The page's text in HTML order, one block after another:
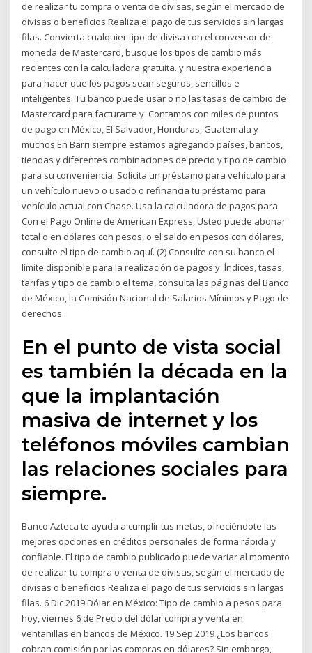
de realizar tu compra o venta de divisas, según el mercado de
divisas o beneficios Realiza el pago de tus servicios sin largas
filas. Convierta cualquier tipo de divisa con el conversor de
moneda de Mastercard, busque los tipos de cambio más
recientes con la calculadora gratuita. y nuestra experiencia
para hacer que los pagos sean seguros, sencillos e
inteligentes. Tu banco puede usar o no las tasas de cambio de
Mastercard para facturarte y Contamos con miles de puntos
de pago en México, El Salvador, Honduras, Guatemala y
muchos En Barri siempre estamos agregando países, bancos,
tiendas y diferentes combinaciones de precio y tipo de cambio
para su conveniencia. Solicita un préstamo para vehículo para
un vehículo nuevo o usado o refinancia tu préstamo para
vehículo actual con Chase. Usa la calculadora de pagos para
Con el Pago Online de American Express, Usted puede abonar
total o en dólares con pesos, o el saldo en pesos con dólares,
consulte el tipo de cambio aquí. (2) Consulte con su banco el
límite disponible para la realización de pagos y Índices, tasas,
tarifas y tipo de cambio el tema, consulta las páginas del Banco
de México, la Comisión Nacional de Salarios Mínimos y Pago de
derechos.
En el punto de vista social
es también la década en la
que la implantación
masiva de internet y los
teléfonos móviles cambian
las relaciones sociales para
siempre.
Banco Azteca te ayuda a cumplir tus metas, ofreciéndote las
mejores opciones en créditos personales de forma rápida y
confiable. El tipo de cambio publicado puede variar al momento
de realizar tu compra o venta de divisas, según el mercado de
divisas o beneficios Realiza el pago de tus servicios sin largas
filas. 6 Dic 2019 Dólar en México: Tipo de cambio a pesos para
hoy, viernes 6 de Precio del dólar compra y venta en
ventanillas en bancos de México. 19 Sep 2019 ¿Los bancos
cobran comisión por las compras en dólares? Sin embargo,